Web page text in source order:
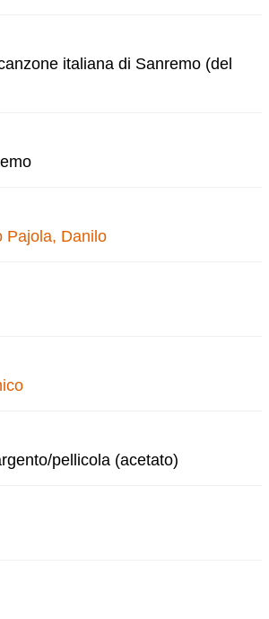
italiana di Sanremo (del
Pajola, Danilo
pellicola (acetato)